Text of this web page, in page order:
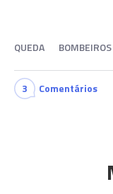
QUEDA
3 Comentários